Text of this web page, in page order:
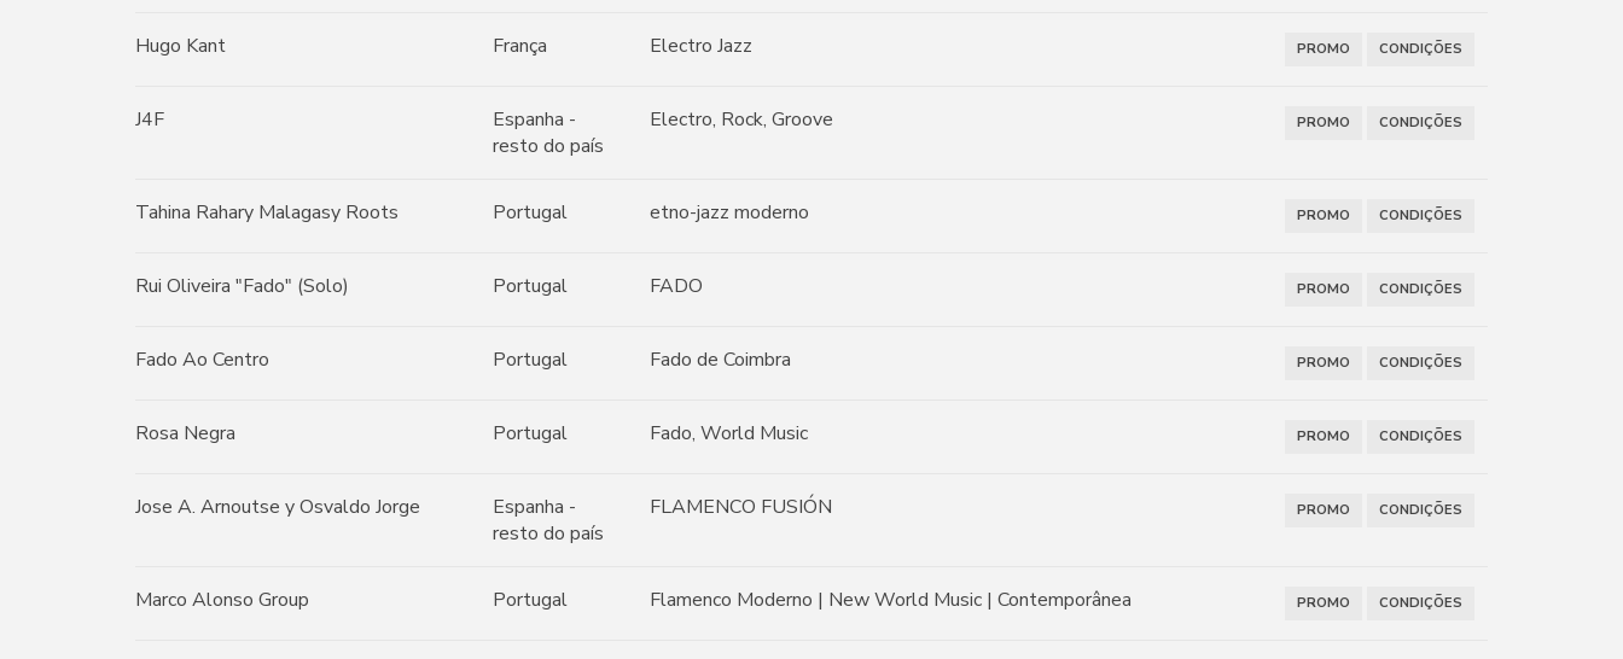
Hugo Kant França Electro Jazz PROMO CONDIÇÕES
J4F
Espanha -
resto do país
Electro, Rock, Groove PROMO CONDIÇÕES
Tahina Rahary Malagasy Roots Portugal etno-jazz moderno PROMO CONDIÇÕES
Rui Oliveira "Fado" (Solo) Portugal FADO PROMO CONDIÇÕES
Fado Ao Centro Portugal Fado de Coimbra PROMO CONDIÇÕES
Rosa Negra Portugal Fado, World Music PROMO CONDIÇÕES
Jose A. Arnoutse y Osvaldo Jorge
Espanha -
resto do país
FLAMENCO FUSIÓN PROMO CONDIÇÕES
Marco Alonso Group Portugal Flamenco Moderno | New World Music | Contemporânea PROMO CONDIÇÕES